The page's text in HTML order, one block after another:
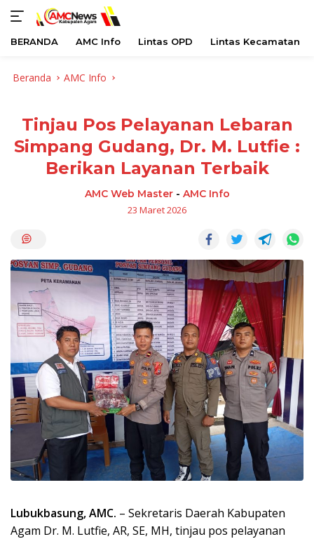
BERANDA AMC Info Lintas OPD Lintas Kecamatan
Beranda AMC Info
Tinjau Pos Pelayanan Lebaran
Simpang Gudang, Dr. M. Lutfie :
Berikan Layanan Terbaik
AMC Web Master- AMC Info
23 Maret 2026
Lubukbasung, AMC. – Sekretaris Daerah Kabupaten
Agam Dr. M. Lutfie, AR, SE, MH, tinjau pos pelayanan